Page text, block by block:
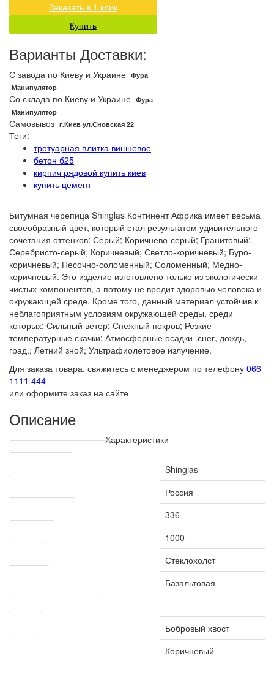
Заказать в 1 клик
Купить
Варианты Доставки:
С завода по Киеву и Украине Фура
Манипулятор
Со склада по Киеву и Украине Фура
Манипулятор
Самовывоз г.Киев ул.Сновская 22
Теги:
тротуарная плитка вишневое
бетон б25
кирпич рядовой купить киев
купить цемент
Битумная черепица Shinglas Континент Африка имеет весьма
своеобразный цвет, который стал результатом удивительного
сочетания оттенков: Серый; Коричнево-серый; Гранитовый;
Серебристо-серый; Коричневый; Светло-коричневый; Буро-
коричневый; Песочно-соломенный; Соломенный; Медно-
коричневый. Это изделие изготовлено только из экологически
чистых компонентов, а потому не вредит здоровью человека и
окружающей среде. Кроме того, данный материал устойчив к
неблагоприятным условиям окружающей среды, среди
которых: Сильный ветер; Снежный покров; Резкие
температурные скачки; Атмосферные осадки .снег, дождь,
град.; Летний зной; Ультрафиолетовое излучение.
Для заказа товара, свяжитесь с менеджером по телефону 066
1111 444
или оформите заказ на сайте
Описание
Характеристики
Технические характеристики
Shinglas
Россия
336
1000
Стеклохолст
Базальтовая
Другие характеристики
Бобровый хвост
Коричневый